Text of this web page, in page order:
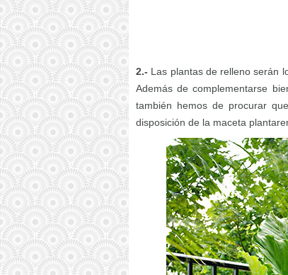
2.- Las plantas de relleno serán
Además de complementarse
también hemos de procurar
disposición de la maceta